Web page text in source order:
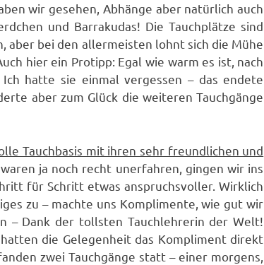
wir gesehen, Abhänge aber natürlich auch
und Barrakudas! Die Tauchplätze sind
bei den allermeisten lohnt sich die Mühe
hier ein Protipp: Egal wie warm es ist, nach
hatte sie einmal vergessen – das endete
aber zum Glück die weiteren Tauchgänge
Tauchbasis mit ihren sehr freundlichen und
ja noch recht unerfahren, gingen wir ins
für Schritt etwas anspruchsvoller. Wirklich
zu – machte uns Komplimente, wie gut wir
– Dank der tollsten Tauchlehrerin der Welt!
die Gelegenheit das Kompliment direkt
zwei Tauchgänge statt – einer morgens,